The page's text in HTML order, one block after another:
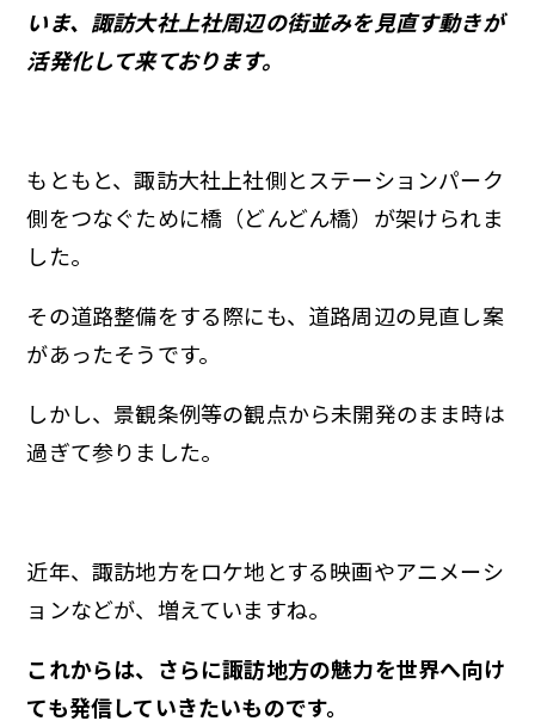
いま、諏訪大社上社周辺の街並みを見直す動きが
活発化して来ております。
もともと、諏訪大社上社側とステーションパーク
側をつなぐために橋（どんどん橋）が架けられま
した。
その道路整備をする際にも、道路周辺の見直し案
があったそうです。
しかし、景観条例等の観点から未開発のまま時は
過ぎて参りました。
近年、諏訪地方をロケ地とする映画やアニメーシ
ョンなどが、増えていますね。
これからは、さらに諏訪地方の魅力を世界へ向け
ても発信していきたいものです。